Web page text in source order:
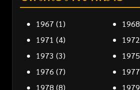
1967 (1) 1968
1971 (4) 1972
1973 (3) 1975
1976 (7) 1977
1978 (8) 1979